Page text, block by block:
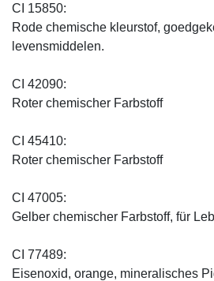
CI 15850:
Rode chemische kleurstof,
levensmiddelen.
CI 42090:
Roter chemischer Farbstoff
CI 45410:
Roter chemischer Farbstoff
CI 47005:
Gelber chemischer Farbstoff, für
CI 77489:
Eisenoxid, orange, mineralisches